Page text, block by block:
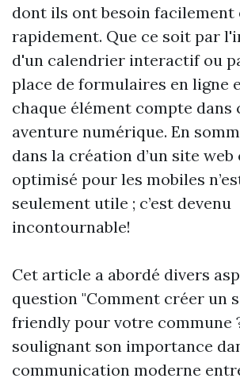
dont ils ont besoin facilement
rapidement. Que ce soit par
d'un calendrier interactif ou
place de formulaires en ligne
chaque élément compte dans
aventure numérique. En
dans la création d’un site
optimisé pour les mobiles
seulement utile ; c’est devenu
incontournable!
Cet article a abordé divers
question "Comment créer un
friendly pour votre commune
soulignant son importance
communication moderne